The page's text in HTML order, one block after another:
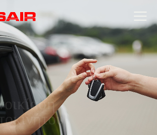
Ενοικίαση
Αυτοκινήτου